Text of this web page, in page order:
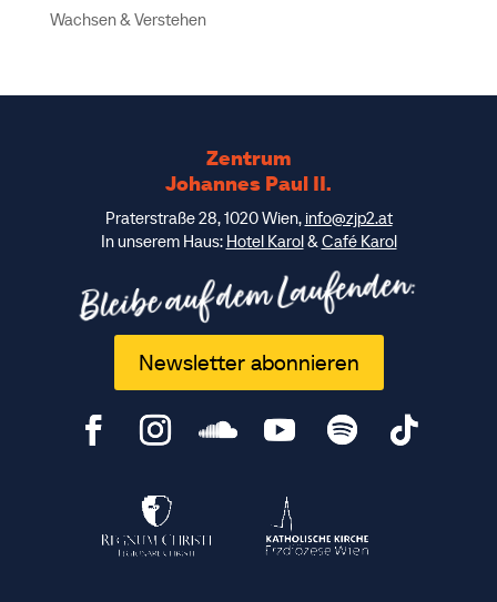
Wachsen & Verstehen
Zentrum
Johannes Paul II.
Praterstraße 28, 1020 Wien, info@zjp2.at
In unserem Haus: Hotel Karol& Café Karol
Bleibe auf dem Laufenden:
Newsletter abonnieren